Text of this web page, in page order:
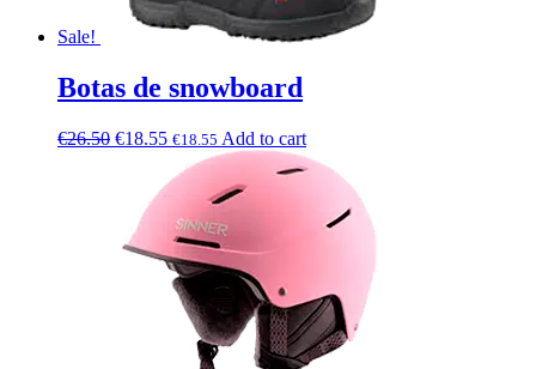
Sale!
Botas de snowboard
€26.50 €18.55 €18.55 Add to cart